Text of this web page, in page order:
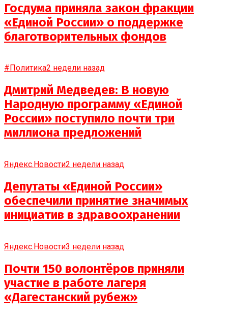
Госдума приняла закон фракции
«Единой России» о поддержке
благотворительных фондов
#Политика2 недели назад
Дмитрий Медведев: В новую
Народную программу «Единой
России» поступило почти три
миллиона предложений
Яндекс.Новости2 недели назад
Депутаты «Единой России»
обеспечили принятие значимых
инициатив в здравоохранении
Яндекс.Новости3 недели назад
Почти 150 волонтёров приняли
участие в работе лагеря
«Дагестанский рубеж»